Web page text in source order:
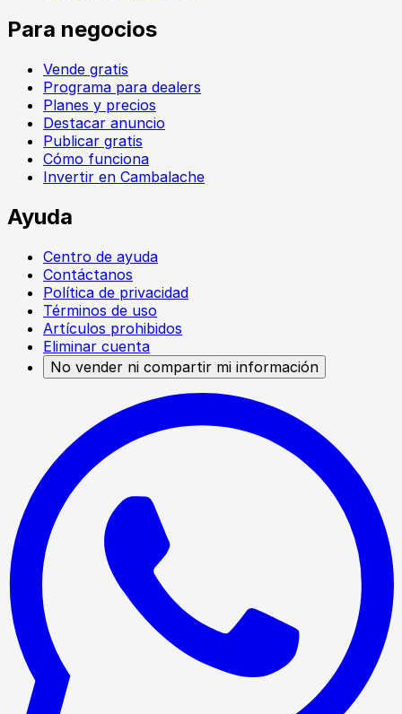
Para negocios
Vende gratis
Programa para dealers
Planes y precios
Destacar anuncio
Publicar gratis
Cómo funciona
Invertir en Cambalache
Ayuda
Centro de ayuda
Contáctanos
Política de privacidad
Términos de uso
Artículos prohibidos
Eliminar cuenta
No vender ni compartir mi información